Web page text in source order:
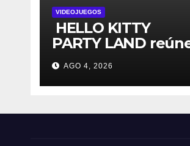
VIDEOJUEGOS
HELLO KITTY
PARTY LAND
a todos tus
personajes favoritos
en un solo lugar;
las preventas
AGO 4, 2026